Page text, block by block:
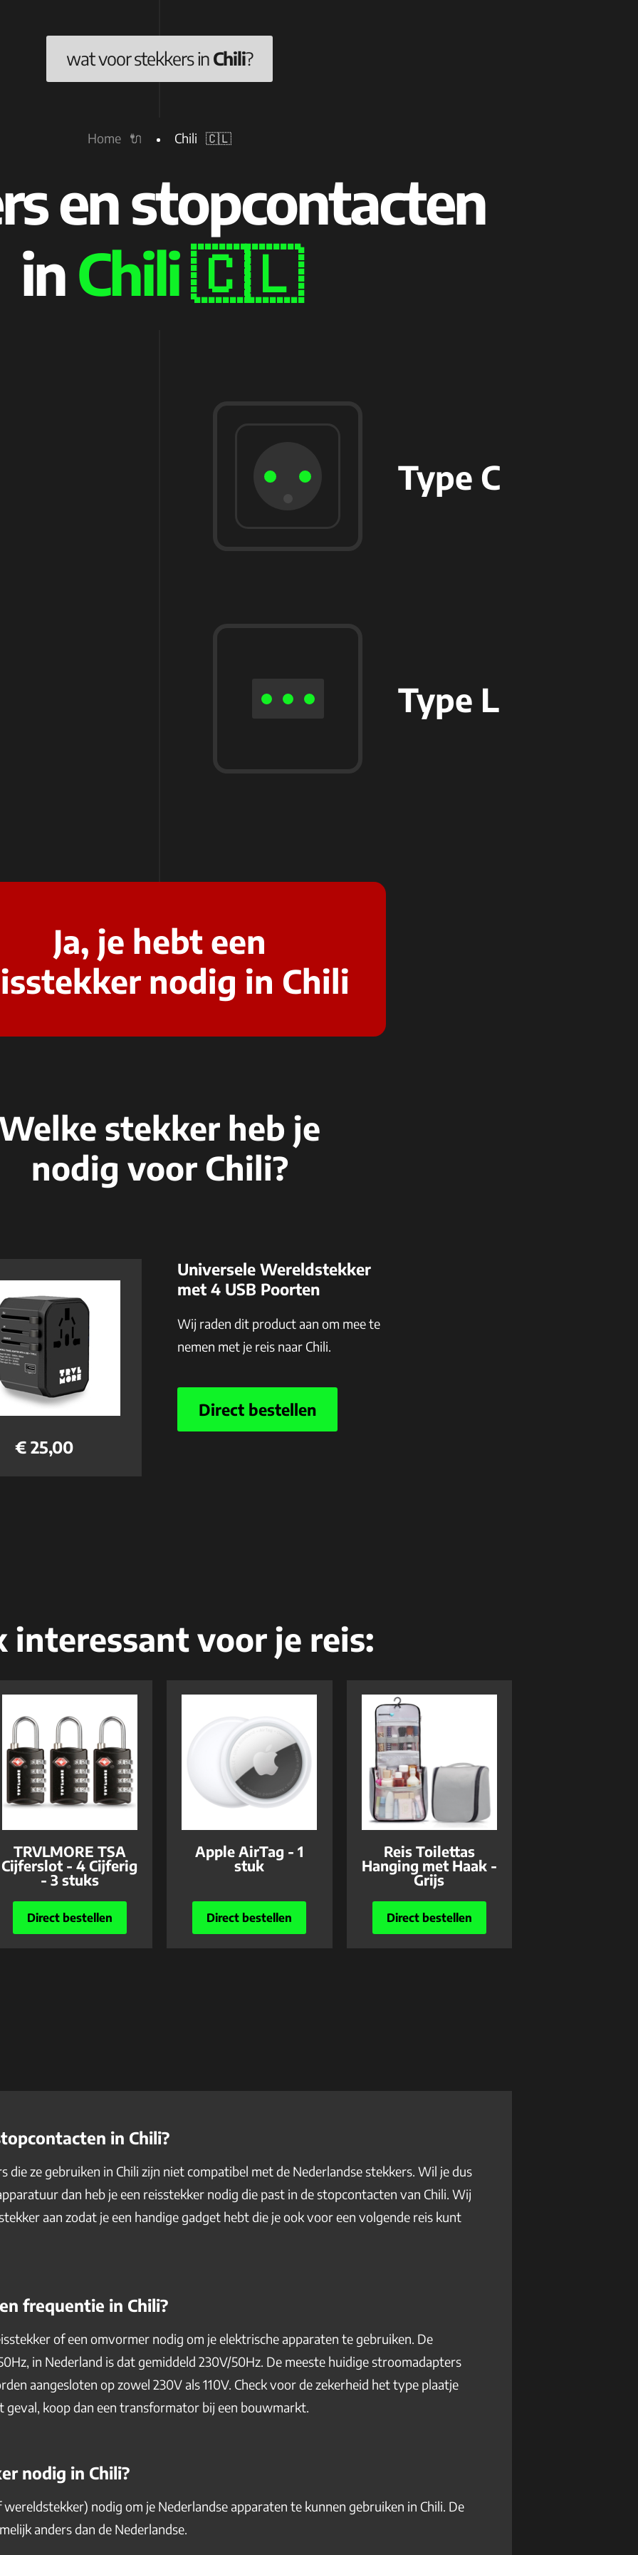
wat voor stekkers inChili?
Home 🔌 Chili 🇨🇱
en stopcontacten
inChili 🇨🇱
Type C
Type L
Ja, je hebt een
nodig in Chili
stekker heb je
nodig voor Chili?
€ 25,00
Universele Wereldstekker
met 4 USB Poorten
Wij raden dit product aan om mee te
nemen met je reis naar Chili.
Direct bestellen
interessant voor je reis:
TRVLMORE TSA
Cijferslot - 4 Cijferig
- 3 stuks
Direct bestellen
Apple AirTag - 1
stuk
Direct bestellen
Reis Toilettas
Hanging met Haak -
Grijs
Direct bestellen
in Chili?
die ze gebruiken in Chili zijn niet compatibel met de Nederlandse stekkers. Wil je dus
dan heb je een reisstekker nodig die past in de stopcontacten van Chili. Wij
aan zodat je een handige gadget hebt die je ook voor een volgende reis kunt
frequentie in Chili?
of een omvormer nodig om je elektrische apparaten te gebruiken. De
in Nederland is dat gemiddeld 230V/50Hz. De meeste huidige stroomadapters
aangesloten op zowel 230V als 110V. Check voor de zekerheid het type plaatje
geval, koop dan een transformator bij een bouwmarkt.
nodig in Chili?
wereldstekker) nodig om je Nederlandse apparaten te kunnen gebruiken in Chili. De
anders dan de Nederlandse.